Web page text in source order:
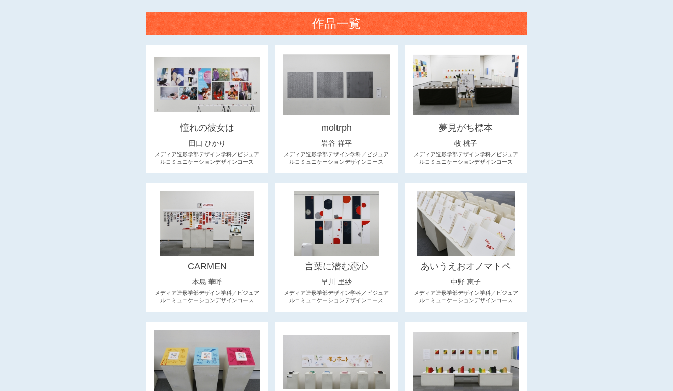
作品一覧
憧れの彼女は
田口 ひかり
メディア造形学部デザイン学科／ビジュア
ルコミュニケーションデザインコース
moltrph
岩谷 祥平
メディア造形学部デザイン学科／ビジュア
ルコミュニケーションデザインコース
夢見がち標本
牧 桃子
メディア造形学部デザイン学科／ビジュア
ルコミュニケーションデザインコース
CARMEN
本島 華呼
メディア造形学部デザイン学科／ビジュア
ルコミュニケーションデザインコース
言葉に潜む恋心
早川 里紗
メディア造形学部デザイン学科／ビジュア
ルコミュニケーションデザインコース
あいうえおオノマトペ
中野 恵子
メディア造形学部デザイン学科／ビジュア
ルコミュニケーションデザインコース